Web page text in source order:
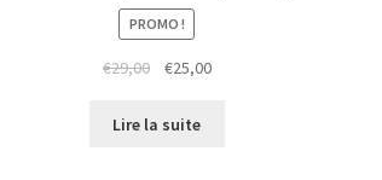
PROMO !
€29,00
Le
initial
€25,00Le
Lire la suite